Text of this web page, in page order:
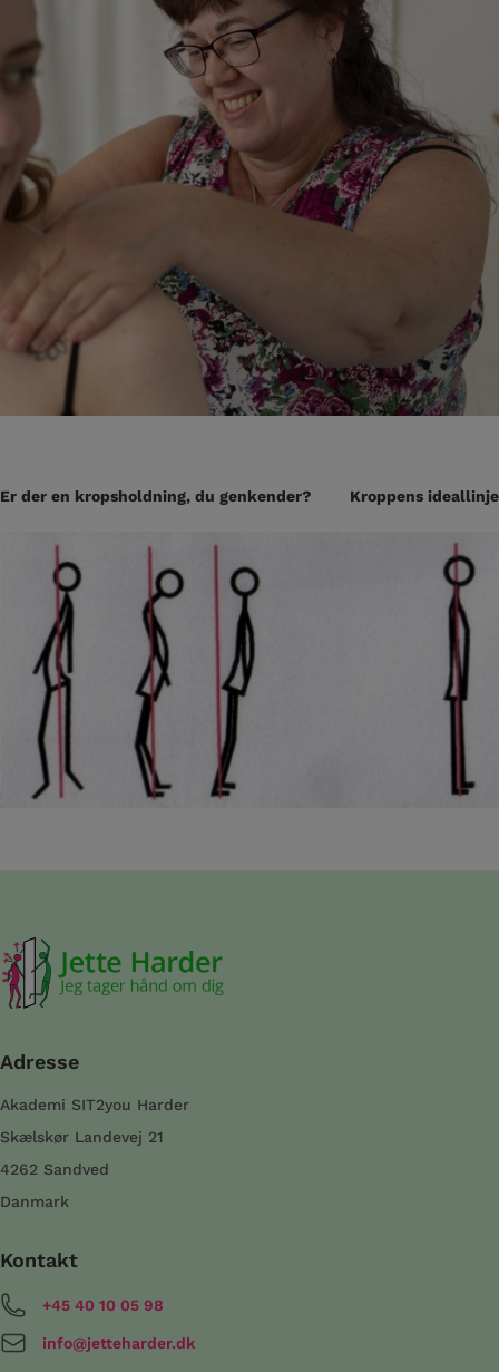
Er der en kropsholdning, du genkender? Kroppens ideallinje
Adresse
Akademi SIT2you Harder
Skælskør Landevej 21
4262 Sandved
Danmark
Kontakt
+45 40 10 05 98
info@jetteharder.dk